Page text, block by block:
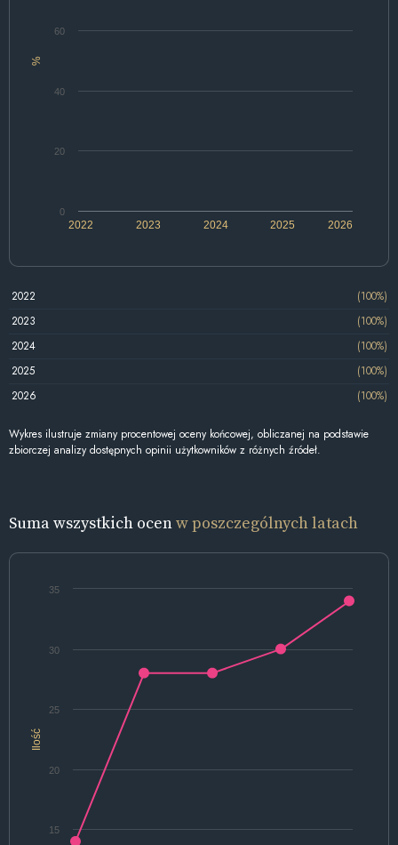
%
2022 2024 2026
2023 2025
0
20
40
60
2022
(100%)
2023
(100%)
2024
(100%)
2025
(100%)
2026
(100%)
Wykres ilustruje zmiany procentowej oceny końcowej, obliczanej na podstawie
zbiorczej analizy dostępnych opinii użytkowników z różnych źródeł.
Suma wszystkich ocenw poszczególnych latach
Ilość
15
20
25
30
35